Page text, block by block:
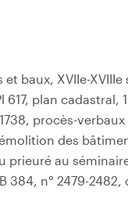
baux, XVIIe-
617, plan cadastral,
procès-
des
prieuré au
384, n° 2479-